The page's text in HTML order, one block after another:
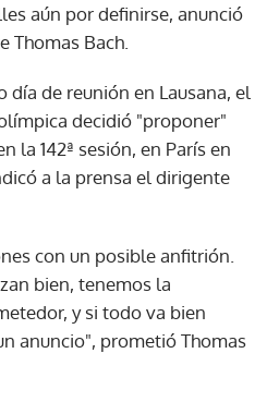
aún por definirse, anunció
Thomas Bach.
día de reunión en Lausana, el
decidió "proponer"
la 142ª sesión, en París en
a la prensa el dirigente
con un posible anfitrión.
bien, tenemos la
y si todo va bien
anuncio", prometió Thomas